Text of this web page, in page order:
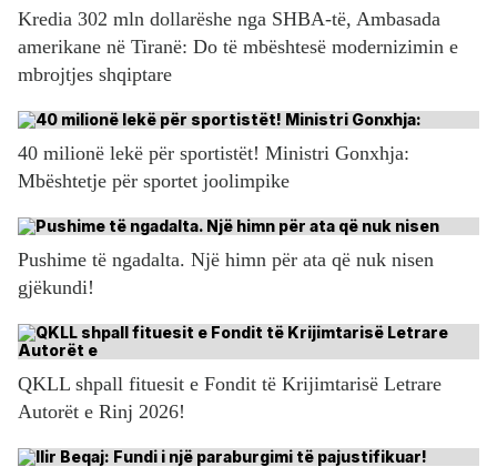
Kredia 302 mln dollarëshe nga SHBA-të, Ambasada
amerikane në Tiranë: Do të mbështesë modernizimin e
mbrojtjes shqiptare
40 milionë lekë për sportistët! Ministri Gonxhja:
Mbështetje për sportet joolimpike
Pushime të ngadalta. Një himn për ata që nuk nisen
gjëkundi!
QKLL shpall fituesit e Fondit të Krijimtarisë Letrare
Autorët e Rinj 2026!